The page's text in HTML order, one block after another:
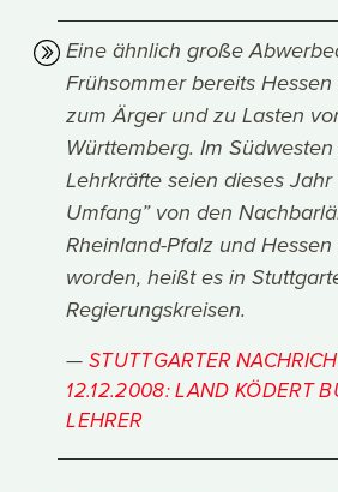
Eine ähnlich große
Frühsommer bereits
zum Ärger und zu Lasten
Württemberg. Im
Lehrkräfte seien dieses Jahr
Umfang” von den
Rheinland-Pfalz und
worden, heißt es in
Regierungskreisen.
STUTTGARTER
12.12.2008: LAND KÖDERT
LEHRER